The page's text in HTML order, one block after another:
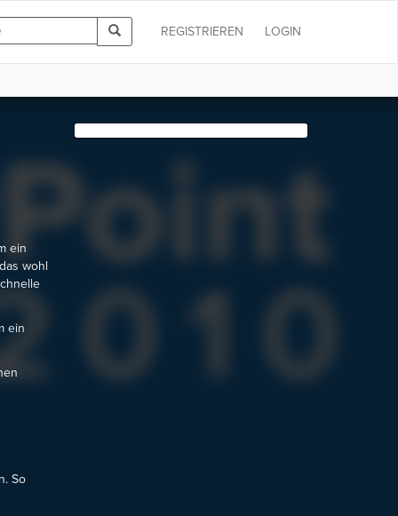
LOGIN
REGISTRIEREN
ein
wohl
ein
So